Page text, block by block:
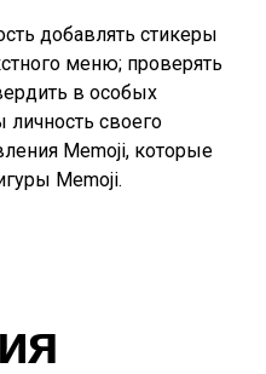
добавлять стикеры
меню; проверять
в особых
личность своего
Memoji, которые
Memoji.